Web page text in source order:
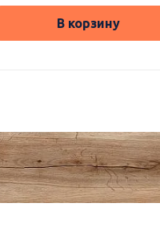
В корзину